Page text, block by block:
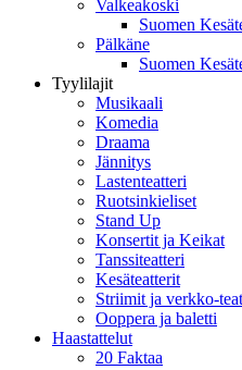
Valkeakoski
Suomen
Pälkäne
Suomen
Tyylilajit
Musikaali
Komedia
Draama
Jännitys
Lastenteatteri
Ruotsinkieliset
Stand Up
Konsertit ja Keikat
Tanssiteatteri
Kesäteatterit
Striimit ja verkko-
Ooppera ja baletti
Haastattelut
20 Faktaa